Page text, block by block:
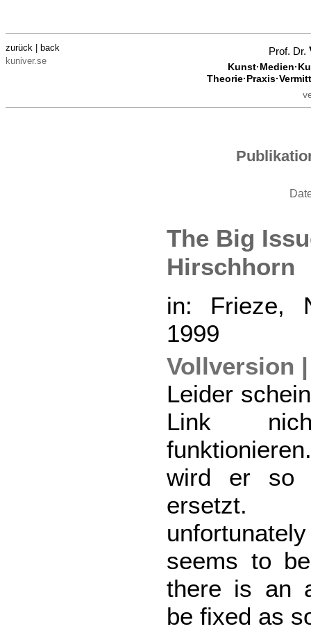
zurück | back
kuniver.se
Prof. Dr.
The Big
Hirschhorn
in: Frieze,
1999
Vollversion
Leider
Link
wird er so
ersetzt.
seems to
there is an
be fixed as